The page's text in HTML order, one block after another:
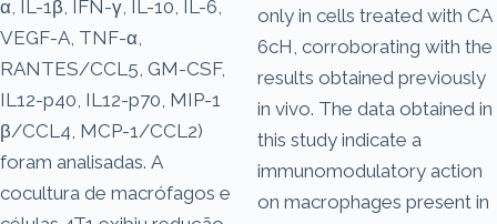
α, IL-1β, IFN-γ, IL-10, IL-6,
VEGF-A, TNF-α,
RANTES/CCL5, GM-CSF,
IL12-p40, IL12-p70, MIP-1
β/CCL4, MCP-1/CCL2)
foram analisadas. A
cocultura de macrófagos e
only in cells treated with CA
6cH, corroborating with the
results obtained previously
in vivo. The data obtained in
this study indicate a
immunomodulatory action
on macrophages present in